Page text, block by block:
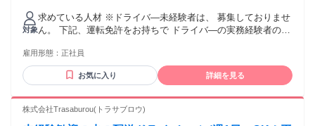
定残業代：あり 1ヶ月あたり6万9200円 〜 8万5640円（固定残
業時間：1ヶ月あたり45時間） 固定残業時間を超えた勤務時
間については別途残業代を支給する 【一律手当】 全員に一律
で支払われる通勤・皆勤・家族手当金額：なし 全員に一律で
の他手当】 「生活支援手当」1万5000円 ⭐所有する免許で給
与変動あり ■普通免許 └月給28万1000円以上 ※固定残業代6
万9200円／45時間分 ＋生活支援手当1万5000円含む ■大型一
種・中型一種 └月給28万8000円以上 ※固定残業代7万5560円
対象
求めている人材 ※ドライバ―未経験者は、 募集しておりませ
ん。 下記、運転免許をお持ちで ドライバ―の実務経験者のみ
須条件】 ✅MT車が運転できる免許 ➡平成19年6/1までに取得
※普通免許でOK ➡平成19年6/2～29年3/11までに取得 ※中型
免許でOK ➡準中型免許 ※5t限定を含む ✅ドライバーとして
【歓迎条件】 ✊配送業務経験 ✊運送業経験 ✊引越業経験 ✊イベ
雇用形態： 正社員
お気に入り 詳細を見る
株式会社Trasaburou(トラサブロウ)